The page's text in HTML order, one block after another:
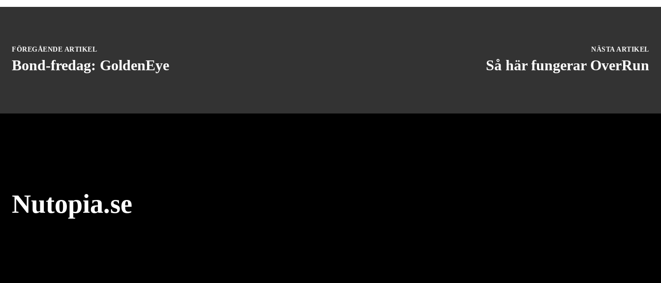
FÖREGÅENDE ARTIKEL
Bond-fredag: GoldenEye
NÄSTA ARTIKEL
Så här fungerar OverRun
Nutopia.se